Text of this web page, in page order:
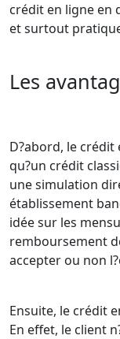
crédit en ligne en
et surtout
Les
D?abord, le
qu?un crédit
une simulation
établissement
idée sur les
remboursement
accepter ou non
Ensuite, le crédit
En effet, le client